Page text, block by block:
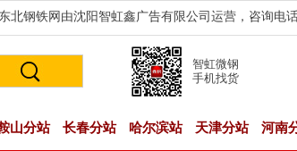
北钢铁网由沈阳智虹鑫广告有限公司运营，咨询电
智虹微钢
手机找货
山分站 长春分站 哈尔滨站 天津分站 河南